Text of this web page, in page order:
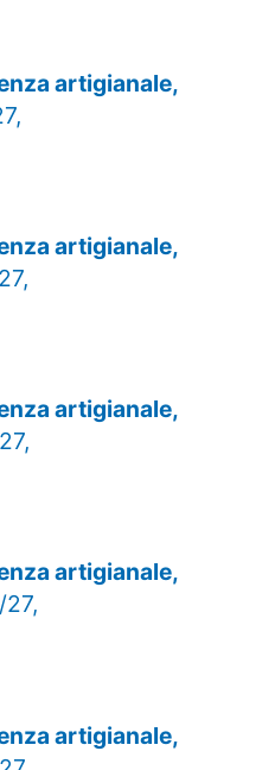
artigianale,
artigianale,
artigianale,
artigianale,
artigianale,